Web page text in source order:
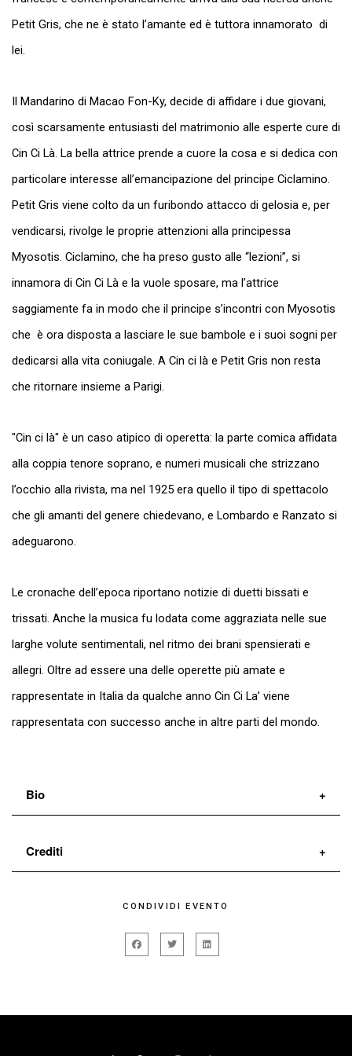
Petit Gris, che ne è stato l’amante ed è tuttora innamorato di
lei.
Il Mandarino di Macao Fon-Ky, decide di affidare i due giovani,
così scarsamente entusiasti del matrimonio alle esperte cure di
Cin Ci Là. La bella attrice prende a cuore la cosa e si dedica con
particolare interesse all’emancipazione del principe Ciclamino.
Petit Gris viene colto da un furibondo attacco di gelosia e, per
vendicarsi, rivolge le proprie attenzioni alla principessa
Myosotis. Ciclamino, che ha preso gusto alle “lezioni”, si
innamora di Cin Ci Là e la vuole sposare, ma l’attrice
saggiamente fa in modo che il principe s’incontri con Myosotis
che è ora disposta a lasciare le sue bambole e i suoi sogni per
dedicarsi alla vita coniugale. A Cin ci là e Petit Gris non resta
che ritornare insieme a Parigi.
"Cin ci là" è un caso atipico di operetta: la parte comica affidata
alla coppia tenore soprano, e numeri musicali che strizzano
l’occhio alla rivista, ma nel 1925 era quello il tipo di spettacolo
che gli amanti del genere chiedevano, e Lombardo e Ranzato si
adeguarono.
Le cronache dell’epoca riportano notizie di duetti bissati e
trissati. Anche la musica fu lodata come aggraziata nelle sue
larghe volute sentimentali, nel ritmo dei brani spensierati e
allegri. Oltre ad essere una delle operette più amate e
rappresentate in Italia da qualche anno Cin Ci La’ viene
rappresentata con successo anche in altre parti del mondo.
Bio
Fondata nel 2014, la Compagnia di Operette Elena
D'Angelo ha già ottenuto larghi consensi in importanti
festival dell'operetta 2015/2016, 2°festival 2016/17,
FESTIVAL DELL'OPERETTA DI NERETO, TEATRO
Crediti
Cin Ci LaElena D’Angelo
Cyclamino
Alessandro Fantoni
CONDIVIDI EVENTO